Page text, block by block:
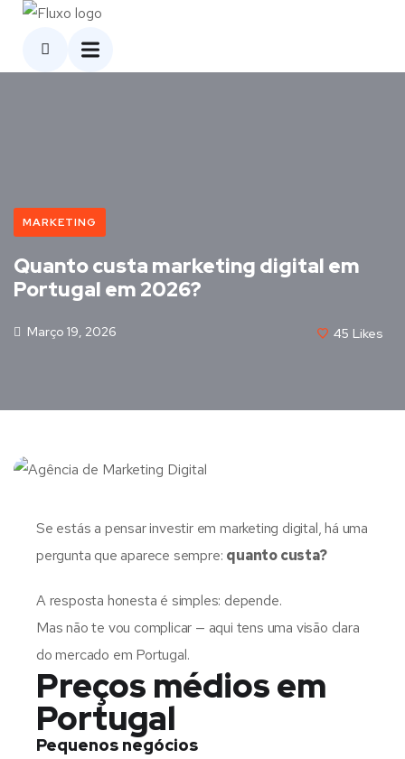
MARKETING
Quanto custa marketing digital em
Portugal em 2026?
Março 19, 2026 45 Likes
Se estás a pensar investir em marketing digital, há uma
pergunta que aparece sempre: quanto custa?
A resposta honesta é simples: depende.
Mas não te vou complicar — aqui tens uma visão clara
do mercado em Portugal.
Preços médios em
Portugal
Pequenos negócios